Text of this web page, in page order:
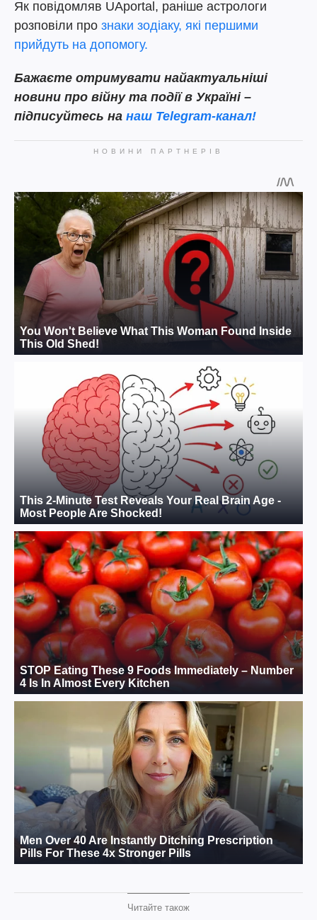
Як повідомляв UAportal, раніше астрологи
розповіли про знаки зодіаку, які першими
прийдуть на допомогу.
Бажаєте отримувати найактуальніші
новини про війну та події в Україні –
підписуйтесь на наш Telegram-канал!
Читайте також